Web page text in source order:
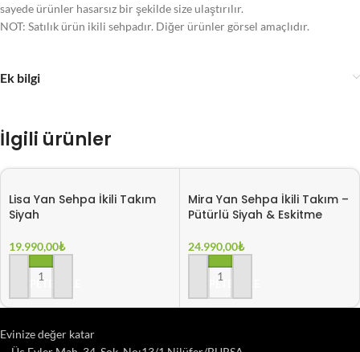
sayede ürünler hasarsız bir şekilde size ulaştırılır.
NOT: Satılık ürün ikili sehpadır. Diğer ürünler görsel amaçlıdır.
Ek bilgi
İlgili ürünler
Lisa Yan Sehpa İkili Takım
Siyah
19.990,00₺
SEPETE EKLE
Mira Yan Sehpa İkili Takım –
Pütürlü Siyah & Eskitme
24.990,00₺
SEPETE EKLE
Evinize değer katar